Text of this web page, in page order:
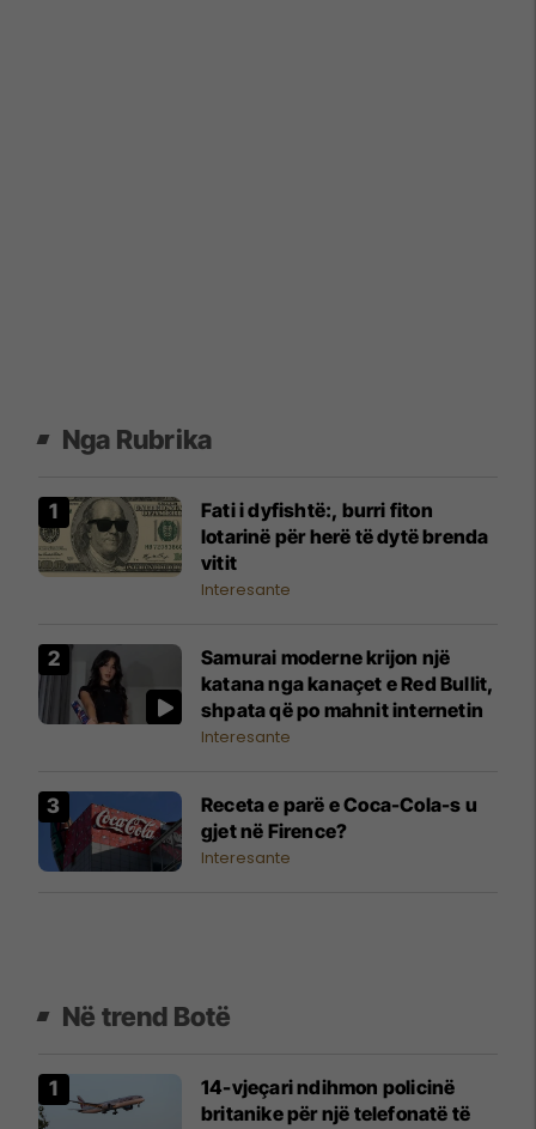
Nga Rubrika
Fati i dyfishtë:, burri fiton
lotarinë për herë të dytë brenda
vitit
Interesante
Samurai moderne krijon një
katana nga kanaçet e Red Bullit,
shpata që po mahnit internetin
Interesante
Receta e parë e Coca-Cola-s u
gjet në Firence?
Interesante
Në trend Botë
14-vjeçari ndihmon policinë
britanike për një telefonatë të